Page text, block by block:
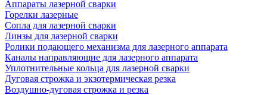
Аппараты лазерной сварки
Горелки лазерные
Сопла для лазерной сварки
Линзы для лазерной сварки
Ролики подающего механизма для лазерного аппарата
Каналы направляющие для лазерного аппарата
Уплотнительные кольца для лазерной сварки
Дуговая строжка и экзотермическая резка
Воздушно-дуговая строжка и резка